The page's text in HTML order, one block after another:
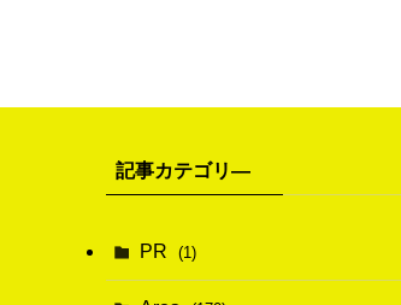
記事カテゴリ―
PR (1)